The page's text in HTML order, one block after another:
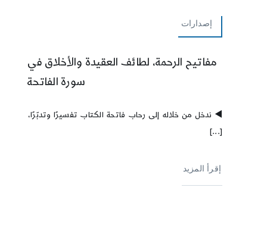
إصدارات
مفاتيح الرحمة، لطائف العقيدة والأخلاق في
سورة الفاتحة
◀️ ندخل من خلاله إلى رحاب فاتحة الكتاب تفسيرًا وتدبّرًا،
[...]
إقرأ المزيد